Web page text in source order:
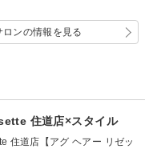
ロンの情報を見る
住道店×スタイル
住道店【アグ ヘアー リゼッ